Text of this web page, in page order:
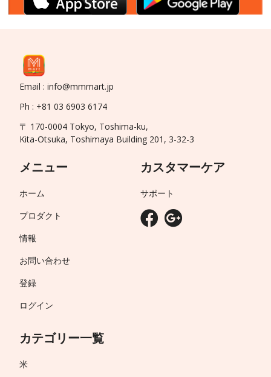
Email : info@mmmart.jp
Ph : +81 03 6903 6174
〒 170-0004 Tokyo, Toshima-ku,
Kita-Otsuka, Toshimaya Building 201, 3-32-3
メニュー
ホーム
プロダクト
情報
お問い合わせ
登録
ログイン
カテゴリー一覧
米
カスタマーケア
サポート